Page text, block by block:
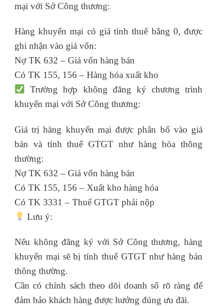
mại với Sở Công thương:
Hàng khuyến mại có giá tính thuế bằng 0, được
ghi nhận vào giá vốn:
Nợ TK 632 – Giá vốn hàng bán
Có TK 155, 156 – Hàng hóa xuất kho
Trường hợp không đăng ký chương trình
khuyến mại với Sở Công thương:
Giá trị hàng khuyến mại được phân bổ vào giá
bán và tính thuế GTGT như hàng hóa thông
thường:
Nợ TK 632 – Giá vốn hàng bán
Có TK 155, 156 – Xuất kho hàng hóa
Có TK 3331 – Thuế GTGT phải nộp
Lưu ý:
Nếu không đăng ký với Sở Công thương, hàng
khuyến mại sẽ bị tính thuế GTGT như hàng bán
thông thường.
Cần có chính sách theo dõi doanh số rõ ràng để
đảm bảo khách hàng được hưởng đúng ưu đãi.